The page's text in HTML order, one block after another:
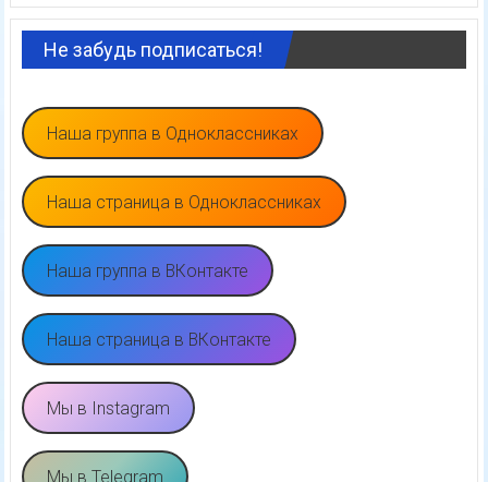
Не забудь подписаться!
Наша группа в Одноклассниках
Наша страница в Одноклассниках
Наша группа в ВКонтакте
Наша страница в ВКонтакте
Мы в Instagram
Мы в Telegram